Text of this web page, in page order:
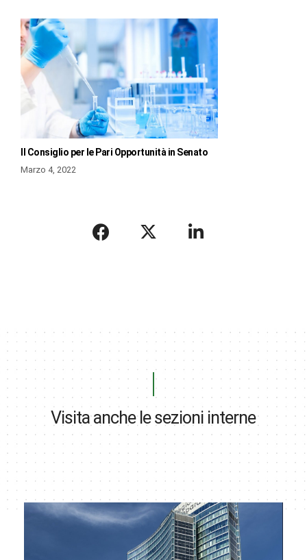
Il Consiglio per le Pari Opportunità in Senato
Marzo 4, 2022
Visita anche le sezioni interne